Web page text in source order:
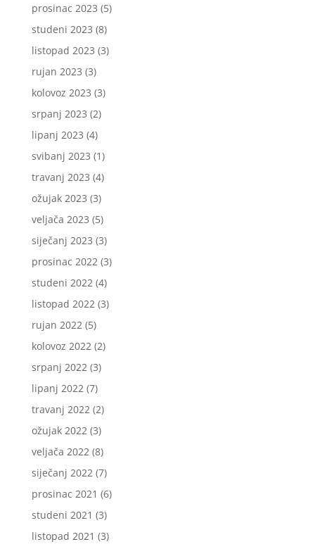
prosinac 2023 (5)
studeni 2023 (8)
listopad 2023 (3)
rujan 2023 (3)
kolovoz 2023 (3)
srpanj 2023 (2)
lipanj 2023 (4)
svibanj 2023 (1)
travanj 2023 (4)
ožujak 2023 (3)
veljača 2023 (5)
siječanj 2023 (3)
prosinac 2022(3)
studeni 2022(4)
listopad 2022(3)
rujan 2022(5)
kolovoz 2022(2)
srpanj 2022(3)
lipanj 2022(7)
travanj 2022(2)
ožujak 2022(3)
veljača 2022(8)
siječanj 2022(7)
prosinac 2021 (6)
studeni 2021 (3)
listopad 2021 (3)